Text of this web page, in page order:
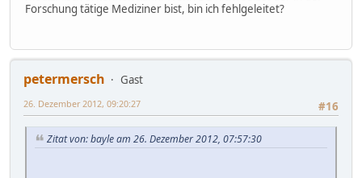
Forschung tätige Mediziner bist, bin ich fehlgeleitet?
petermersch
Gast
#16
26. Dezember 2012, 09:20:27
Zitat von: bayle am 26. Dezember 2012, 07:57:30